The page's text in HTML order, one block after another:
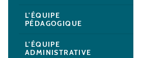
L'ÉQUIPE
PÉDAGOGIQUE
L'ÉQUIPE
ADMINISTRATIVE